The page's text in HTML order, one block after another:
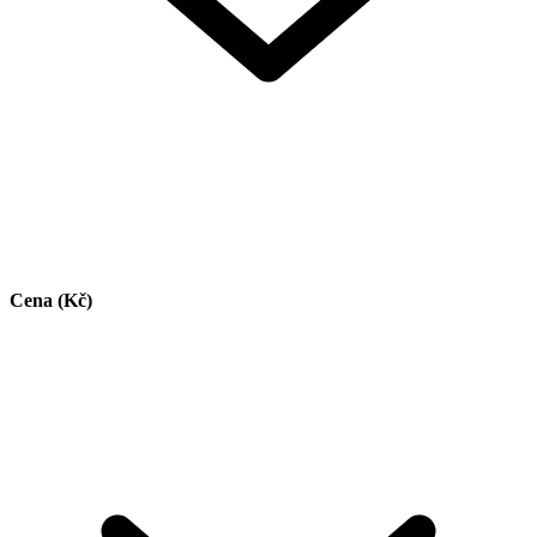
Cena (Kč)